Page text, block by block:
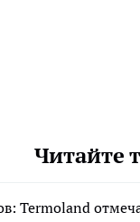
Читайте
Termoland